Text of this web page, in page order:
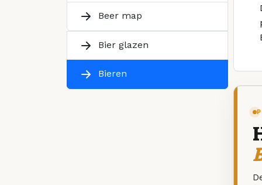
Beer map
Bier glazen
Bieren